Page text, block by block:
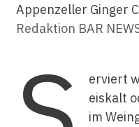
Appenzeller Ginger
Redaktion BAR
erviert
eiskalt
im